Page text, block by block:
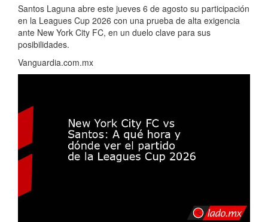
Santos Laguna abre este jueves 6 de agosto su participación
en la Leagues Cup 2026 con una prueba de alta exigencia
ante New York City FC, en un duelo clave para sus
posibilidades.
Vanguardia.com.mx